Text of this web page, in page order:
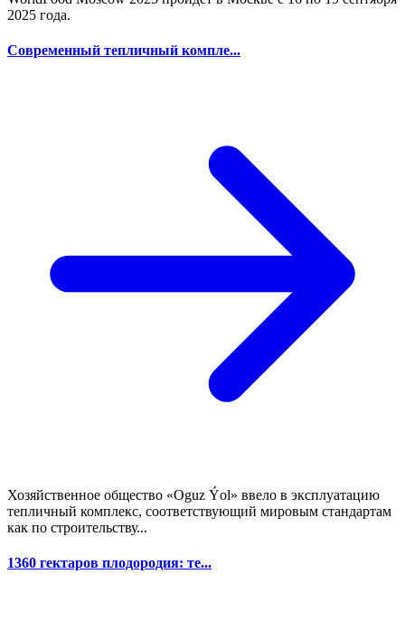
2025 года.
Современный тепличный компле...
Хозяйственное общество «Oguz Ýol» ввело в эксплуатацию
тепличный комплекс, соответствующий мировым стандартам
как по строительству...
1360 гектаров плодородия: те...